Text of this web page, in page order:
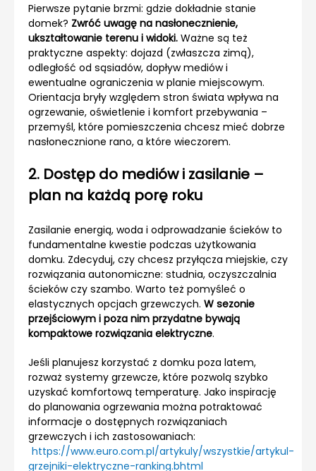
Pierwsze pytanie brzmi: gdzie dokładnie stanie
domek? Zwróć uwagę na nasłonecznienie,
ukształtowanie terenu i widoki. Ważne są też
praktyczne aspekty: dojazd (zwłaszcza zimą),
odległość od sąsiadów, dopływ mediów i
ewentualne ograniczenia w planie miejscowym.
Orientacja bryły względem stron świata wpływa na
ogrzewanie, oświetlenie i komfort przebywania –
przemyśl, które pomieszczenia chcesz mieć dobrze
nasłonecznione rano, a które wieczorem.
2. Dostęp do mediów i zasilanie –
plan na każdą porę roku
Zasilanie energią, woda i odprowadzanie ścieków to
fundamentalne kwestie podczas użytkowania
domku. Zdecyduj, czy chcesz przyłącza miejskie, czy
rozwiązania autonomiczne: studnia, oczyszczalnia
ścieków czy szambo. Warto też pomyśleć o
elastycznych opcjach grzewczych. W sezonie
przejściowym i poza nim przydatne bywają
kompaktowe rozwiązania elektryczne.
Jeśli planujesz korzystać z domku poza latem,
rozważ systemy grzewcze, które pozwolą szybko
uzyskać komfortową temperaturę. Jako inspirację
do planowania ogrzewania można potraktować
informacje o dostępnych rozwiązaniach
grzewczych i ich zastosowaniach:
https://www.euro.com.pl/artykuly/wszystkie/artykul-
grzejniki-elektryczne-ranking.bhtml